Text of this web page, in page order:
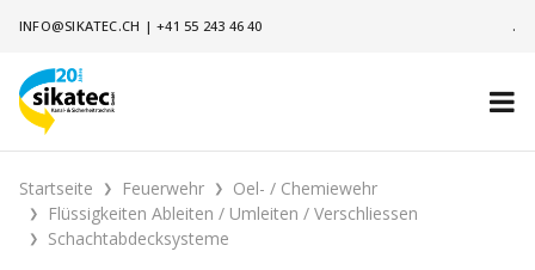
INFO@SIKATEC.CH |+41 55 243 46 40 .
Startseite Feuerwehr
Oel- / Chemiewehr
Flüssigkeiten Ableiten / Umleiten / Verschliessen
Schachtabdecksysteme